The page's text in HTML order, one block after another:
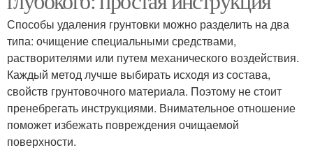
Способы удаления грунтовки можно разделить на два
типа: очищение специальными средствами,
растворителями или путем механического воздействия.
Каждый метод лучше выбирать исходя из состава,
свойств грунтовочного материала. Поэтому не стоит
пренебрегать инструкциями. Внимательное отношение
поможет избежать повреждения очищаемой
поверхности.